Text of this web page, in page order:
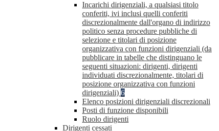
Incarichi dirigenziali, a qualsiasi titolo
conferiti, ivi inclusi quelli conferiti
discrezionalmente dall'organo di indirizzo
politico senza procedure pubbliche di
selezione e titolari di posizione
organizzativa con funzioni dirigenziali (da
pubblicare in tabelle che distinguano le
seguenti situazioni: dirigenti, dirigenti
individuati discrezionalmente, titolari di
posizione organizzativa con funzioni
dirigenziali) 6
Elenco posizioni dirigenziali discrezionali
Posti di funzione disponibili
Ruolo dirigenti
Dirigenti cessati